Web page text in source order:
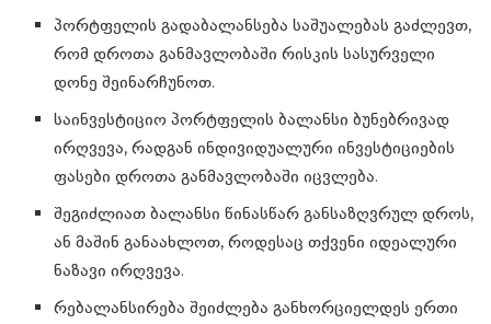
პორტფელის გადაბალანსება საშუალებას გაძლევთ,
რომ დროთა განმავლობაში რისკის სასურველი
დონე შეინარჩუნოთ.
საინვესტიციო პორტფელის ბალანსი ბუნებრივად
ირღვევა, რადგან ინდივიდუალური ინვესტიციების
ფასები დროთა განმავლობაში იცვლება.
შეგიძლიათ ბალანსი წინასწარ განსაზღვრულ დროს,
ან მაშინ განაახლოთ, როდესაც თქვენი იდეალური
ნაზავი ირღვევა.
რებალანსირება შეიძლება განხორციელდეს ერთი